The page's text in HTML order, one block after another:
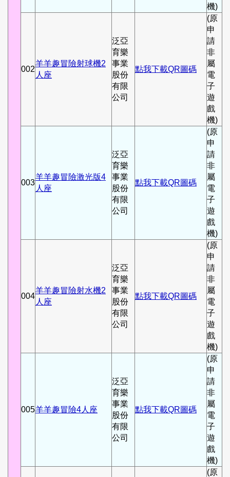
機)
002
羊羊趣冒險射球機2
人座
泛亞
育樂
事業
股份
有限
公司
點我下載QR圖碼
(原
申
請
非
屬
電
子
遊
戲
機)
003
羊羊趣冒險激光版4
人座
泛亞
育樂
事業
股份
有限
公司
點我下載QR圖碼
(原
申
請
非
屬
電
子
遊
戲
機)
004
羊羊趣冒險射水機2
人座
泛亞
育樂
事業
股份
有限
公司
點我下載QR圖碼
(原
申
請
非
屬
電
子
遊
戲
機)
005羊羊趣冒險4人座
泛亞
育樂
事業
股份
有限
公司
點我下載QR圖碼
(原
申
請
非
屬
電
子
遊
戲
機)
(原